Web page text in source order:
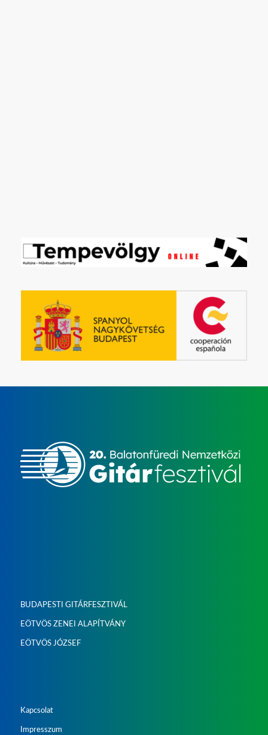
BUDAPESTI GITÁRFESZTIVÁL
EÖTVÖS ZENEI ALAPÍTVÁNY
EÖTVÖS JÓZSEF
Kapcsolat
Impresszum